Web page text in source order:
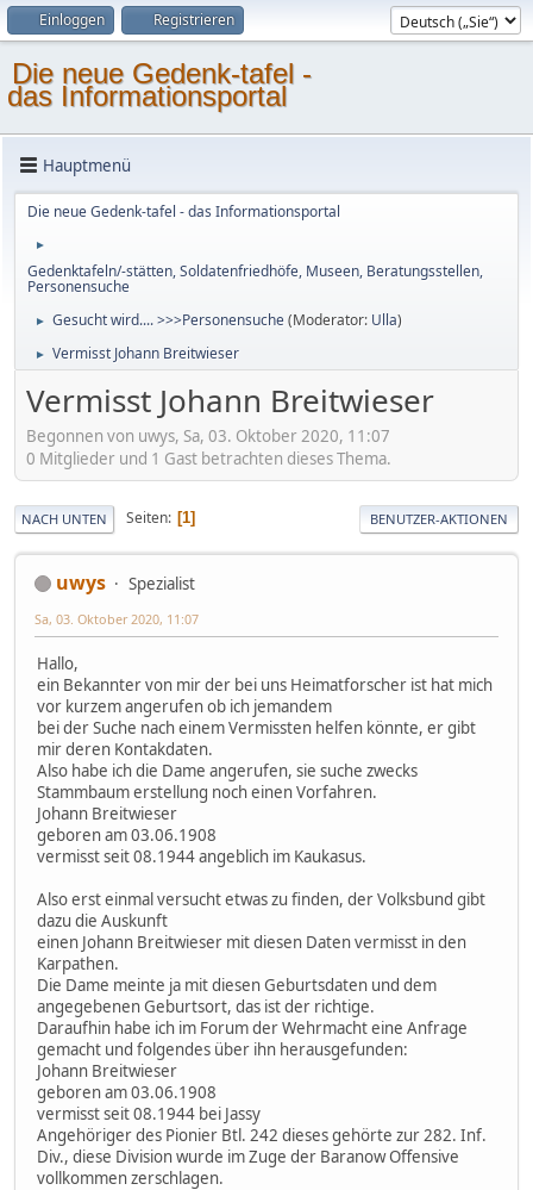
Einloggen Registrieren
Die neue Gedenk-tafel -
das Informationsportal
Hauptmenü
Die neue Gedenk-tafel - das Informationsportal
►
Gedenktafeln/-stätten, Soldatenfriedhöfe, Museen, Beratungsstellen,
Personensuche
► Gesucht wird.... >>>Personensuche(Moderator: Ulla)
► Vermisst Johann Breitwieser
Vermisst Johann Breitwieser
Begonnen von uwys, Sa, 03. Oktober 2020, 11:07
0 Mitglieder und 1 Gast betrachten dieses Thema.
NACH UNTEN Seiten 1 BENUTZER-AKTIONEN
uwys Spezialist
Sa, 03. Oktober 2020, 11:07
Hallo,
ein Bekannter von mir der bei uns Heimatforscher ist hat mich
vor kurzem angerufen ob ich jemandem
bei der Suche nach einem Vermissten helfen könnte, er gibt
mir deren Kontakdaten.
Also habe ich die Dame angerufen, sie suche zwecks
Stammbaum erstellung noch einen Vorfahren.
Johann Breitwieser
geboren am 03.06.1908
vermisst seit 08.1944 angeblich im Kaukasus.
Also erst einmal versucht etwas zu finden, der Volksbund gibt
dazu die Auskunft
einen Johann Breitwieser mit diesen Daten vermisst in den
Karpathen.
Die Dame meinte ja mit diesen Geburtsdaten und dem
angegebenen Geburtsort, das ist der richtige.
Daraufhin habe ich im Forum der Wehrmacht eine Anfrage
gemacht und folgendes über ihn herausgefunden:
Johann Breitwieser
geboren am 03.06.1908
vermisst seit 08.1944 bei Jassy
Angehöriger des Pionier Btl. 242 dieses gehörte zur 282. Inf.
Div., diese Division wurde im Zuge der Baranow Offensive
vollkommen zerschlagen.